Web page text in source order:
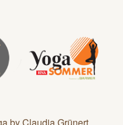
by Claudia Grünert